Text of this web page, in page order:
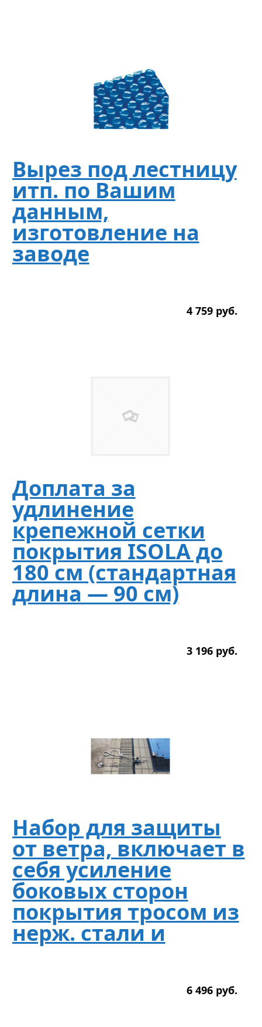
Вырез под лестницу
итп. по Вашим
данным,
изготовление на
заводе
4 759 руб.
Доплата за
удлинение
крепежной сетки
покрытия ISOLA до
180 см (стандартная
длина — 90 см)
3 196 руб.
Набор для защиты
от ветра, включает в
себя усиление
боковых сторон
покрытия тросом из
нерж. стали и
6 496 руб.